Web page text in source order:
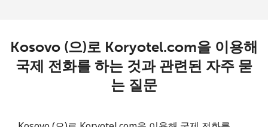
Kosovo (으)로 Koryotel.com을 이용해
국제 전화를 하는 것과 관련된 자주 묻
는 질문